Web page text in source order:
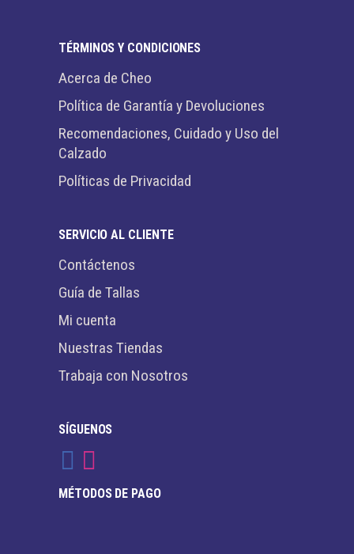
TÉRMINOS Y CONDICIONES
Acerca de Cheo
Política de Garantía y Devoluciones
Recomendaciones, Cuidado y Uso del
Calzado
Políticas de Privacidad
SERVICIO AL CLIENTE
Contáctenos
Guía de Tallas
Mi cuenta
Nuestras Tiendas
Trabaja con Nosotros
SÍGUENOS
MÉTODOS DE PAGO